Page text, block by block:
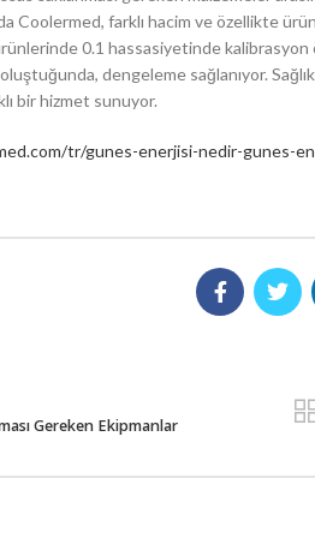
Coolermed, farklı hacim ve özellikte
0.1 hassasiyetinde
oluştuğunda, dengeleme sağlanıyor.
bir hizmet sunuyor.
tr/gunes-enerjisi-nedir-gunes-
Gereken Ekipmanlar